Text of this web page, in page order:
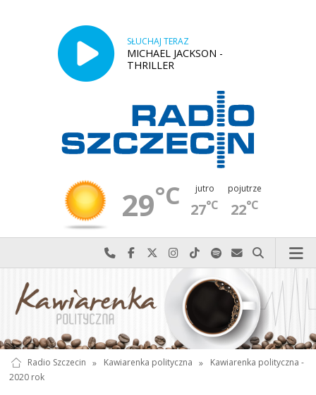
SŁUCHAJ TERAZ
MICHAEL JACKSON -
THRILLER
29°C jutro
27°C
pojutrze
22°C
Najlepiej po prostu do nas zadzwoń
Odwiedź nas na Facebook-u
Odwiedź nas na X
Odwiedź nas na Instagram-ie
Odwiedź nas na TikTok-u
Szukaj nas na Spotify
Wyślij do nas
Szukaj
Radio Szczecin » Kawiarenka polityczna »
Kawiarenka polityczna -
2020 rok